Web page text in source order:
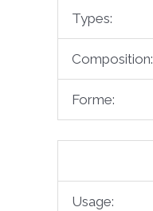
Types:
Composition:
Forme:
Usage: